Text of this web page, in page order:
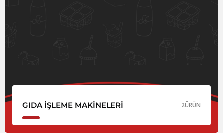
GIDA İŞLEME MAKINELERI 2ÜRÜN